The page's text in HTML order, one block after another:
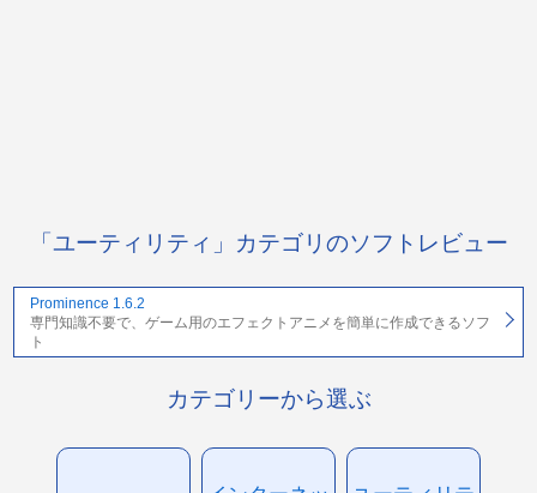
「ユーティリティ」カテゴリのソフトレビュー
Prominence 1.6.2
専門知識不要で、ゲーム用のエフェクトアニメを簡単に作成できるソフ
ト
カテゴリーから選ぶ